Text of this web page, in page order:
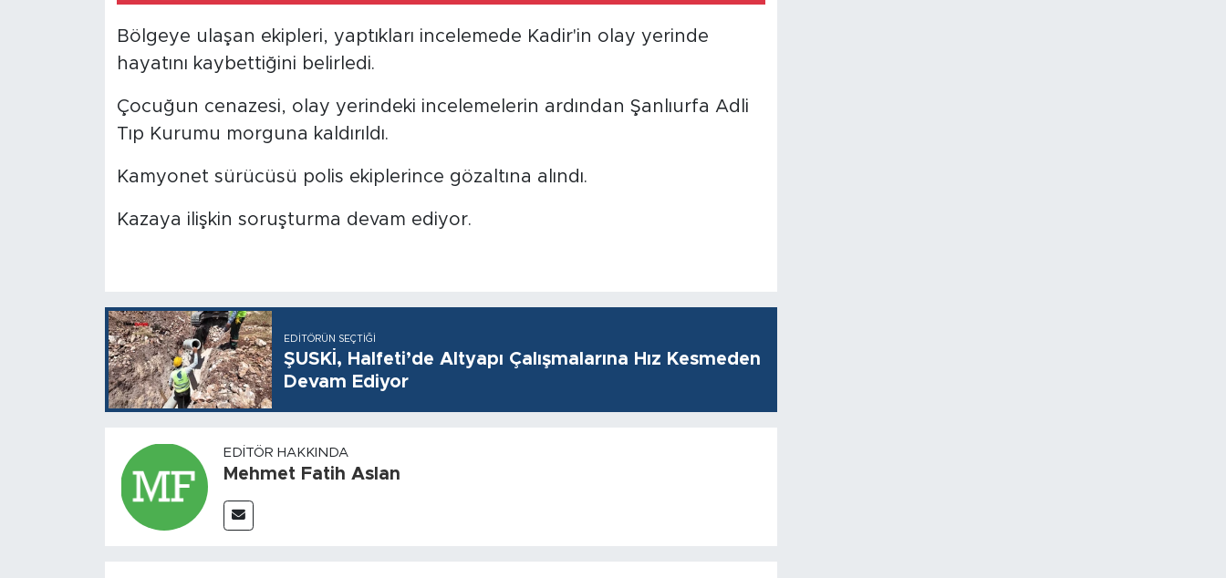
Bölgeye ulaşan ekipleri, yaptıkları incelemede Kadir'in olay yerinde
hayatını kaybettiğini belirledi.
Çocuğun cenazesi, olay yerindeki incelemelerin ardından Şanlıurfa Adli
Tıp Kurumu morguna kaldırıldı.
Kamyonet sürücüsü polis ekiplerince gözaltına alındı.
Kazaya ilişkin soruşturma devam ediyor.
EDITÖRÜN SEÇTIĞI
ŞUSKİ, Halfeti’de Altyapı Çalışmalarına Hız Kesmeden
Devam Ediyor
EDITÖR HAKKINDA
Mehmet Fatih Aslan